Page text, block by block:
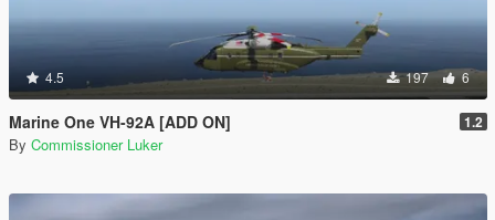
4.5 197 6
Marine One VH-92A [ADD ON] 1.2
By Commissioner Luker